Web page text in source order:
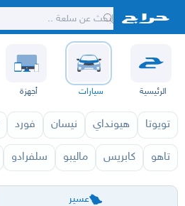
الرئيسية سيارات أجهزة
تويوتا هيونداي نيسان فورد
تاهو كابريس ماليبو سلفرادو
عسير
الرياض مكهينبع